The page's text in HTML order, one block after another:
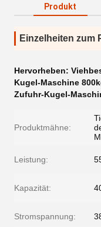
Produkt
Einzelheiten zum
Hervorheben:
Kugel-Maschine
Zufuhr-Kugel-
Produktmähne:
Leistung:
Kapazität:
Stromspannung: